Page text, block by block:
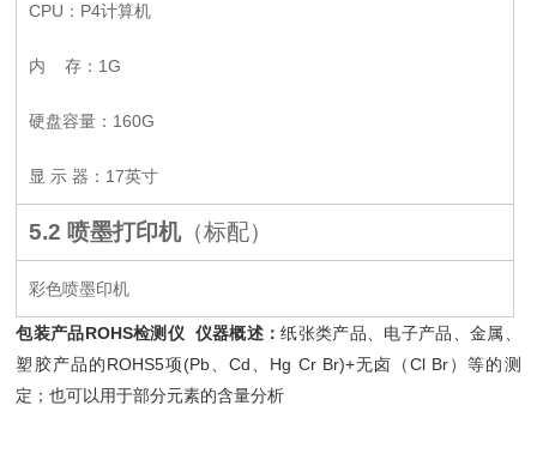
CPU ：P4计算机
内 存：1G
硬盘容量：160G
显 示 器：17英寸
5.2 喷墨打印机（标配）
彩色喷墨印机
包装产品ROHS检测仪 仪器概述：纸张类产品、电子产品、金属、
塑胶产品的ROHS5项(Pb、Cd、Hg Cr Br)+无卤（Cl Br）等的测
定；也可以用于部分元素的含量分析